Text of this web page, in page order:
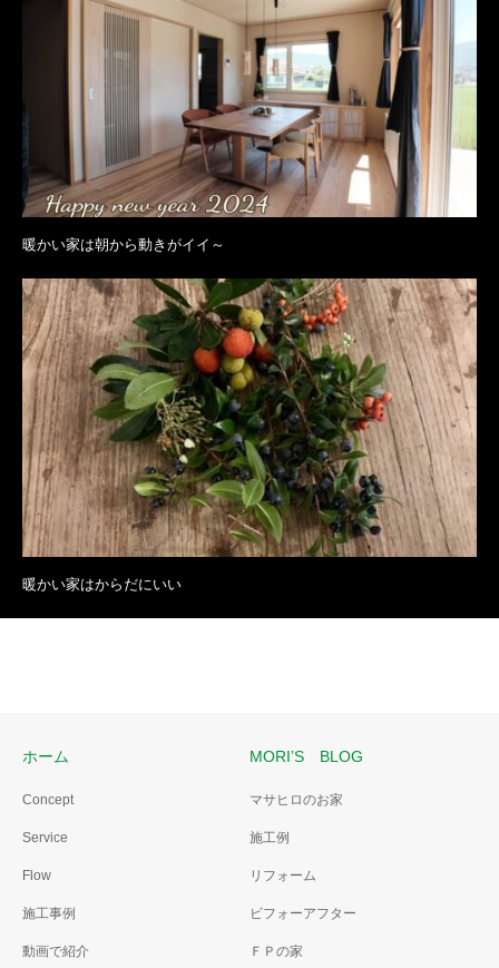
暖かい家は朝から動きがイイ～
暖かい家はからだにいい
ホーム
Concept
Service
Flow
施工事例
動画で紹介
MORI’S BLOG
マサヒロのお家
施工例
リフォーム
ビフォーアフター
ＦＰの家